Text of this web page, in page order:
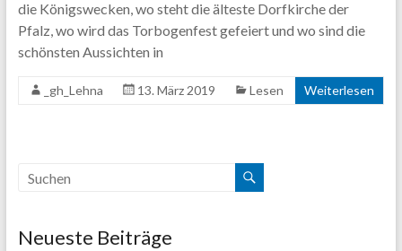
die Königswecken, wo steht die älteste Dorfkirche der
Pfalz, wo wird das Torbogenfest gefeiert und wo sind die
schönsten Aussichten in
_gh_Lehna 13. März 2019 Lesen Weiterlesen
Neueste Beiträge